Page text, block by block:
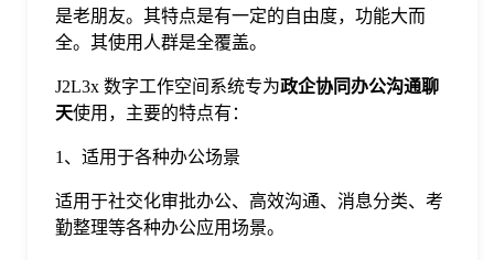
是老朋友。其特点是有一定的自由度，功能大而
全。其使用人群是全覆盖。
J2L3x 数字工作空间系统专为政企协同办公沟通聊
天使用，主要的特点有：
1、适用于各种办公场景
适用于社交化审批办公、高效沟通、消息分类、考
勤整理等各种办公应用场景。